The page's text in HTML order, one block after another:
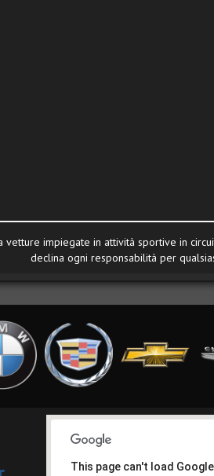
impiegate in attività sportive in
declina ogni responsabilità per
This page can't load Google